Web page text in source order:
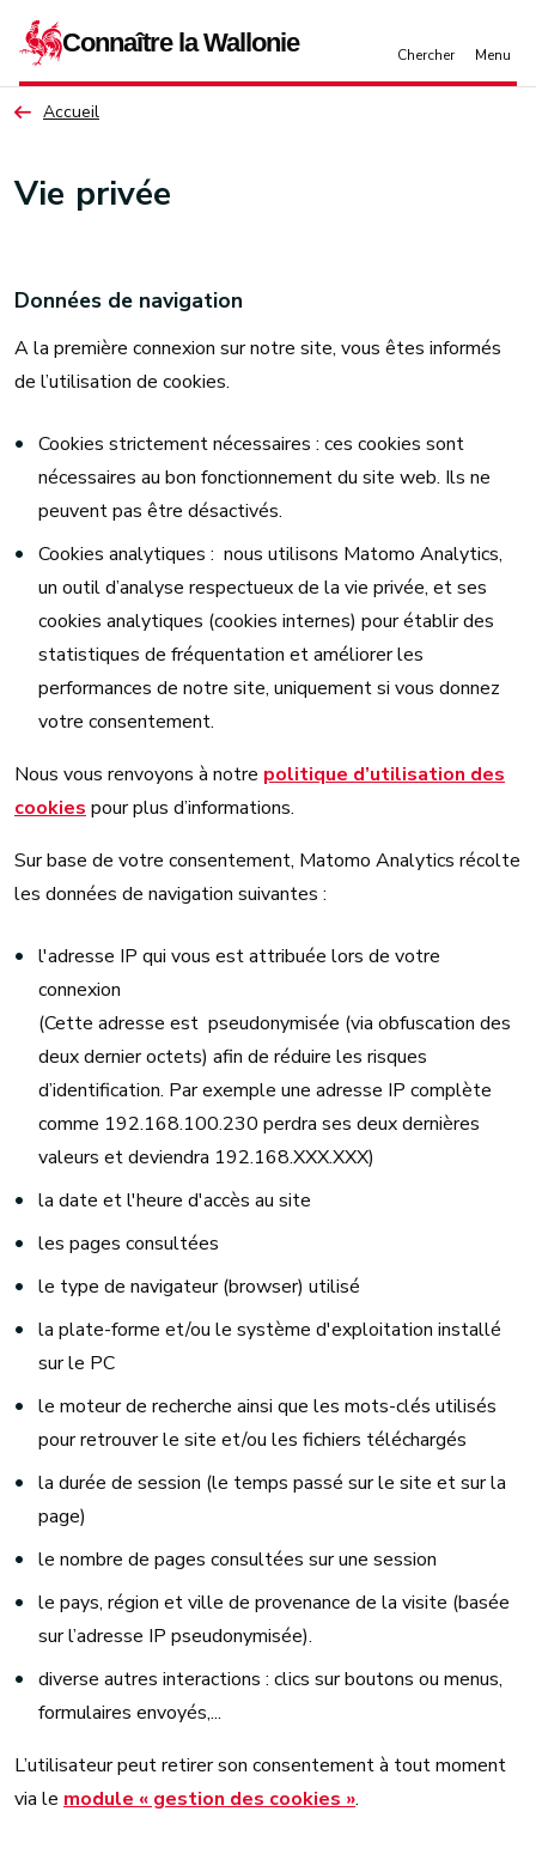
Accueil
Vie privée
Données de navigation
A la première connexion sur notre site, vous êtes informés
de l’utilisation de cookies.
Cookies strictement nécessaires : ces cookies sont
nécessaires au bon fonctionnement du site web. Ils ne
peuvent pas être désactivés.
Cookies analytiques : nous utilisons Matomo Analytics,
un outil d’analyse respectueux de la vie privée, et ses
cookies analytiques (cookies internes) pour établir des
statistiques de fréquentation et améliorer les
performances de notre site, uniquement si vous donnez
votre consentement.
Nous vous renvoyons à notre politique d’utilisation des
cookies pour plus d’informations.
Sur base de votre consentement, Matomo Analytics récolte
les données de navigation suivantes :
l'adresse IP qui vous est attribuée lors de votre
connexion
(Cette adresse est pseudonymisée (via obfuscation des
deux dernier octets) afin de réduire les risques
d’identification. Par exemple une adresse IP complète
comme 192.168.100.230 perdra ses deux dernières
valeurs et deviendra 192.168.XXX.XXX)
la date et l'heure d'accès au site
les pages consultées
le type de navigateur (browser) utilisé
la plate-forme et/ou le système d'exploitation installé
sur le PC
le moteur de recherche ainsi que les mots-clés utilisés
pour retrouver le site et/ou les fichiers téléchargés
la durée de session (le temps passé sur le site et sur la
page)
le nombre de pages consultées sur une session
le pays, région et ville de provenance de la visite (basée
sur l’adresse IP pseudonymisée).
diverse autres interactions : clics sur boutons ou menus,
formulaires envoyés,...
L’utilisateur peut retirer son consentement à tout moment
via le module « gestion des cookies ».